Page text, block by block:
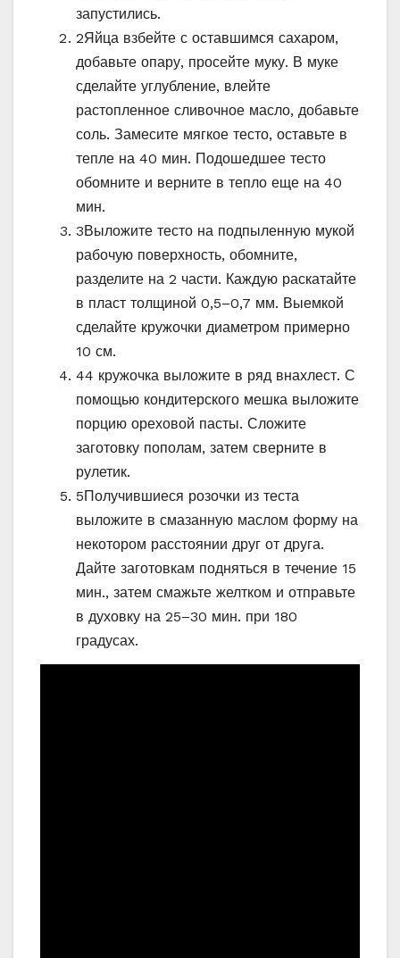
запустились.
2Яйца взбейте с оставшимся сахаром,
добавьте опару, просейте муку. В муке
сделайте углубление, влейте
растопленное сливочное масло, добавьте
соль. Замесите мягкое тесто, оставьте в
тепле на 40 мин. Подошедшее тесто
обомните и верните в тепло еще на 40
мин.
3Выложите тесто на подпыленную мукой
рабочую поверхность, обомните,
разделите на 2 части. Каждую раскатайте
в пласт толщиной 0,5–0,7 мм. Выемкой
сделайте кружочки диаметром примерно
10 см.
44 кружочка выложите в ряд внахлест. С
помощью кондитерского мешка выложите
порцию ореховой пасты. Сложите
заготовку пополам, затем сверните в
рулетик.
5Получившиеся розочки из теста
выложите в смазанную маслом форму на
некотором расстоянии друг от друга.
Дайте заготовкам подняться в течение 15
мин., затем смажьте желтком и отправьте
в духовку на 25–30 мин. при 180
градусах.